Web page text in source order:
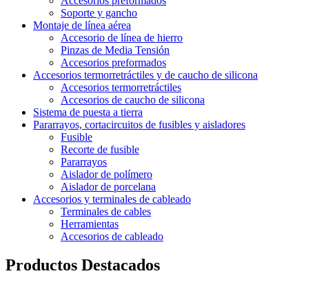
Soporte y gancho
Montaje de línea aérea
Accesorio de línea de hierro
Pinzas de Media Tensión
Accesorios preformados
Accesorios termorretráctiles y de caucho de silicona
Accesorios termorretráctiles
Accesorios de caucho de silicona
Sistema de puesta a tierra
Pararrayos, cortacircuitos de fusibles y aisladores
Fusible
Recorte de fusible
Pararrayos
Aislador de polímero
Aislador de porcelana
Accesorios y terminales de cableado
Terminales de cables
Herramientas
Accesorios de cableado
Productos Destacados